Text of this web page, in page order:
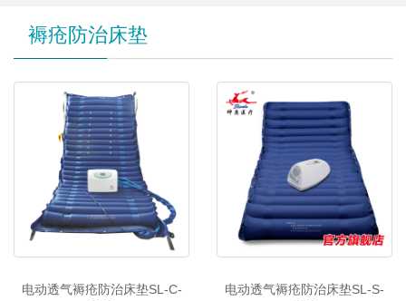
褥疮防治床垫
电动透气褥疮防治床垫SL-C-
电动透气褥疮防治床垫SL-S-